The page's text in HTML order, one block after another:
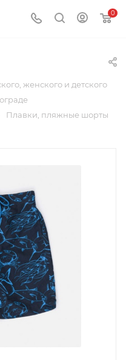
0
женского и детского
Плавки, пляжные шорты